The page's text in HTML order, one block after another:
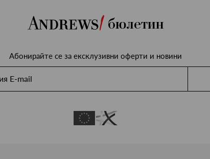
бюлетин
Абонирайте се за ексклузивни оферти и новини